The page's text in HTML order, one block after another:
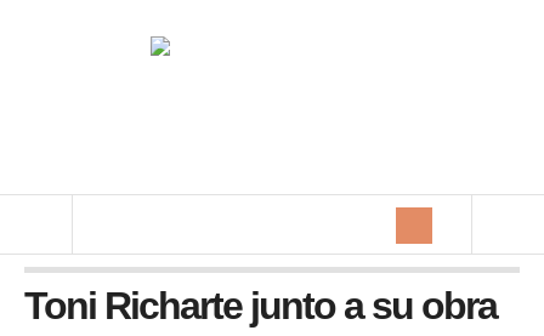
Toni Richarte junto a su obra